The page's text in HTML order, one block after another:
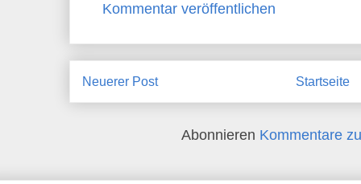
Kommentar veröffentlichen
Neuerer Post Startseite
Abonnieren Kommentare